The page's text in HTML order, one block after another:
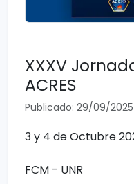
XXXV
ACRES
Publicado: 29/09/2025
3 y 4 de Octubre
FCM - UNR